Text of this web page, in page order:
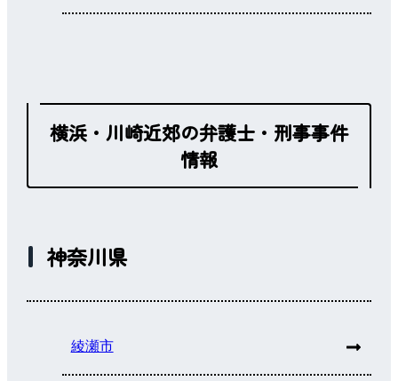
横浜・川崎近郊の弁護士・刑事事件
情報
神奈川県
綾瀬市